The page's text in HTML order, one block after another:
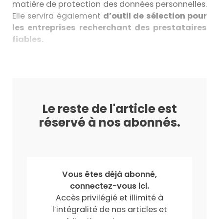
matière de protection des données personnelles.
Elle servira également d’outil de sélection pour
les entreprises recherchant des prestataires
fiables.
Le reste de l'article est
réservé à nos abonnés.
Vous êtes déjà abonné,
connectez-vous ici.
Accès privilégié et illimité à
l’intégralité de nos articles et